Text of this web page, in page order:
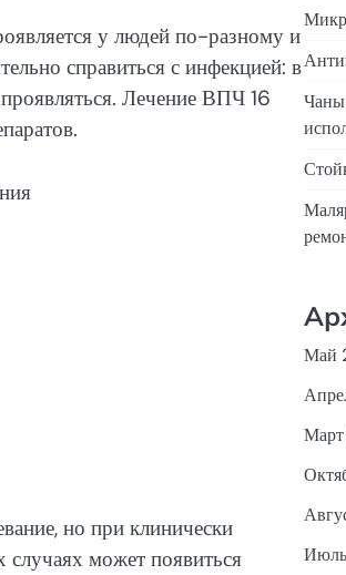
у людей по-разному и
справиться с инфекцией: в
Лечение ВПЧ 16
но при клинически
может появиться
Чаны
Май